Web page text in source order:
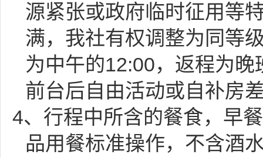
源紧张或政府临时征用等
满，我社有权调整为同等
为中午的12:00，返程为
前台后自由活动或自补房
4、行程中所含的餐食，早
品用餐标准操作，不含酒